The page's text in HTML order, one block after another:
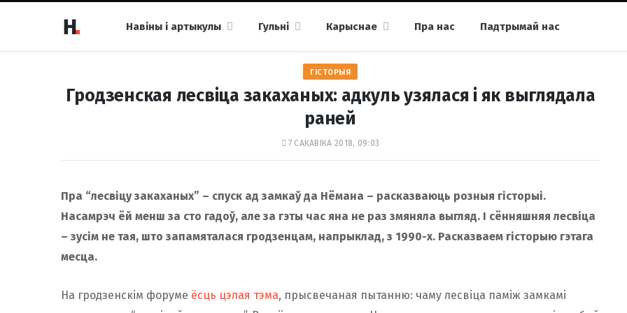
Навіны і артыкулы Гульні Карыснае Пра нас Падтрымай нас
ГІСТОРЫЯ
Гродзенская лесвіца закаханых: адкуль узялася і як выглядала
раней
7 САКАВІКА 2018, 09:03
Пра “лесвіцу закаханых” – спуск ад замкаў да Нёмана – расказваюць розныя гісторыі.
Насамрэч ёй менш за сто гадоў, але за гэты час яна не раз змяняла выгляд. І сённяшняя лесвіца
– зусім не тая, што запамяталася гродзенцам, напрыклад, з 1990-х. Расказваем гісторыю гэтага
месца.
На гродзенскім форуме ёсць цэлая тэма, прысвечаная пытанню: чаму лесвіца паміж замкамі